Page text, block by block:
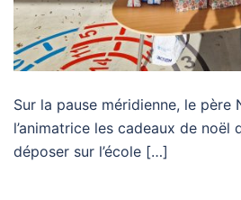
Sur la pause méridienne, le père
l’animatrice les cadeaux de noël
déposer sur l’école […]